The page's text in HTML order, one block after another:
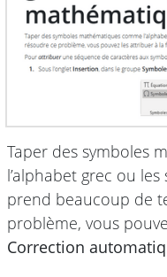
Taper des symboles
l’alphabet grec ou les
prend beaucoup de
problème, vous
Correction